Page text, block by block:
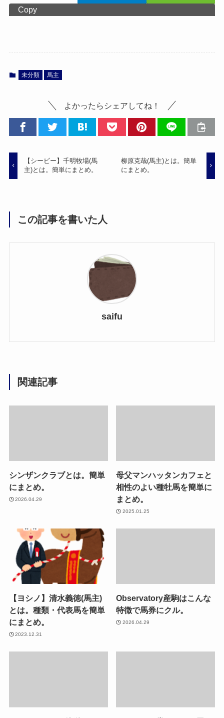
Copy
未分類 馬主
よかったらシェアしてね！
【シービー】千明牧場(馬
主)とは。簡単にまとめ。
柳原克哉(馬主)とは。簡単
にまとめ。
この記事を書いた人
saifu
関連記事
シンザンクラブとは。簡単
にまとめ。
2026.04.29
母父マンハッタンカフェと
相性のよい種牡馬を簡単に
まとめ。
2025.01.25
【ヨシノ】清水義徳(馬主)
とは。種類・代表馬を簡単
にまとめ。
2023.12.31
Observatory産駒はこんな
特徴で馬券にクル。
2026.04.29